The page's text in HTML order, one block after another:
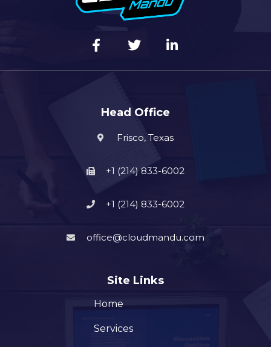
Head Office
Frisco, Texas
+1 (214) 833-6002
+1 (214) 833-6002
office@cloudmandu.com
Site Links
Home
Services